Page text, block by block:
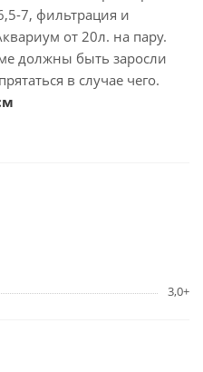
7, фильтрация и
от 20л. на пару.
должны быть заросли
в случае чего.
3,0+